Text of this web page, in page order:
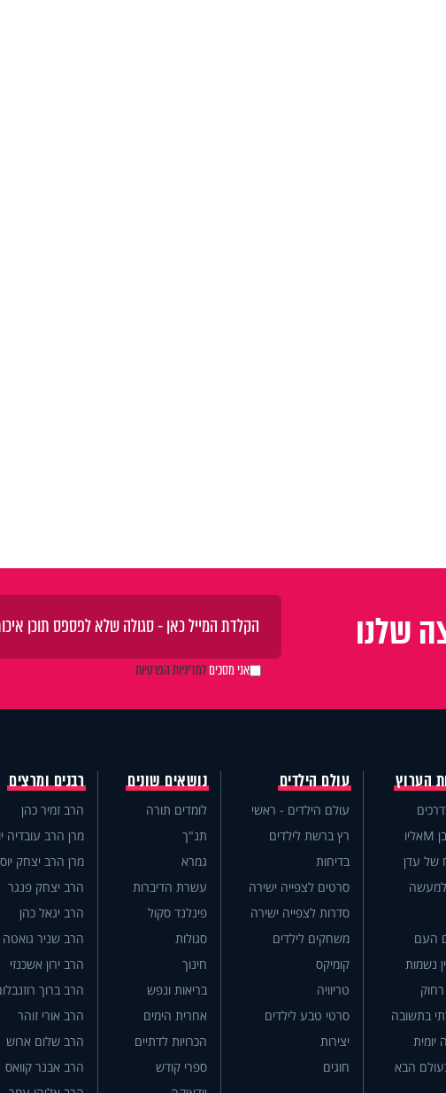
שלנו
אני מסכיםלמדיניות הפרטיות
הערוץ
של עדן
העם
נשמות
בתשובה
הבא
עולם הילדים
עולם הילדים - ראשי
רץ ברשת לילדים
בדיחות
סרטים לצפייה ישירה
סדרות לצפייה ישירה
משחקים לילדים
קומיקס
טריוויה
סרטי טבע לילדים
יצירות
חוגים
נושאים שונים
לומדים תורה
תנ"ך
גמרא
עשרת הדיברות
פינלנד סקול
סגולות
חינוך
בריאות ונפש
אחרית הימים
הכרויות לדתיים
ספרי קודש
רבנים ומרצים
הרב זמיר כהן
מרן הרב עובדיה
מרן הרב יצחק
הרב יצחק פנגר
הרב יגאל כהן
הרב שניר גואטה
הרב ירון אשכנזי
הרב ברוך
הרב אורי זוהר
הרב שלום ארוש
הרב אבנר קוואס